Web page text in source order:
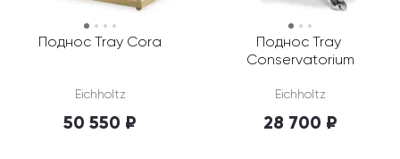
Поднос Tray Cora
Eichholtz
50 550 ₽
Поднос Tray
Conservatorium
Eichholtz
28 700 ₽